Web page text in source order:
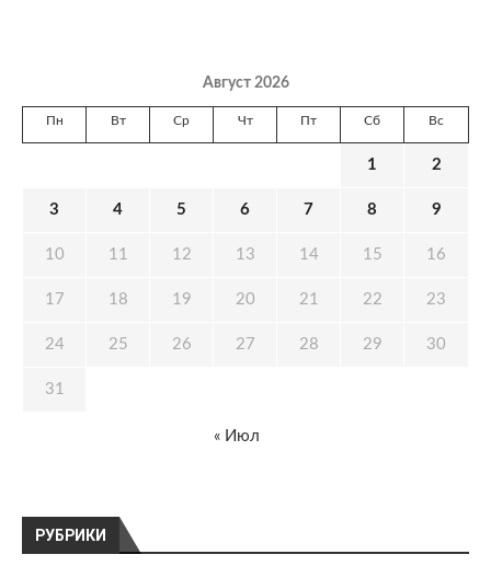
РУБРИКИ
Август 2026
Пн Вт Ср Чт Пт Сб Вс
1 2
3 4 5 6 7 8 9
10 11 12 13 14 15 16
17 18 19 20 21 22 23
24 25 26 27 28 29 30
31
« Июл